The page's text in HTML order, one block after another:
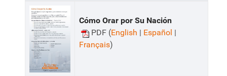
Cómo Orar por Su Nación
PDF (English | Español |
Français)